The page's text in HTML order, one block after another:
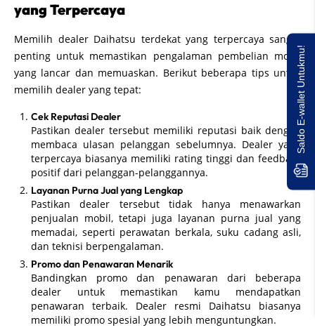
yang Terpercaya
Memilih dealer Daihatsu terdekat yang terpercaya sangat
penting untuk memastikan pengalaman pembelian mobil
yang lancar dan memuaskan. Berikut beberapa tips untuk
memilih dealer yang tepat:
Cek Reputasi Dealer
Pastikan dealer tersebut memiliki reputasi baik dengan
membaca ulasan pelanggan sebelumnya. Dealer yang
terpercaya biasanya memiliki rating tinggi dan feedback
positif dari pelanggan-pelanggannya.
Layanan Purna Jual yang Lengkap
Pastikan dealer tersebut tidak hanya menawarkan
penjualan mobil, tetapi juga layanan purna jual yang
memadai, seperti perawatan berkala, suku cadang asli,
dan teknisi berpengalaman.
Promo dan Penawaran Menarik
Bandingkan promo dan penawaran dari beberapa
dealer untuk memastikan kamu mendapatkan
penawaran terbaik. Dealer resmi Daihatsu biasanya
memiliki promo spesial yang lebih menguntungkan.
Saldo E-wallet Untukmu!